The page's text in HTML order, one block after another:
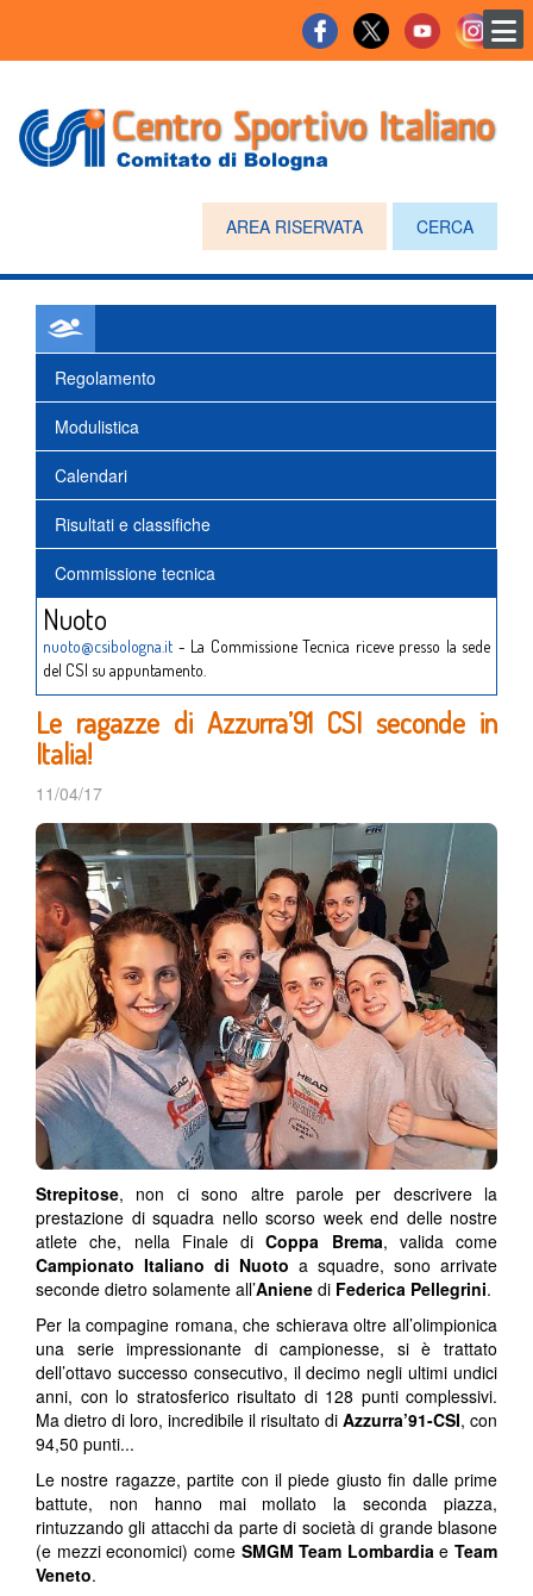
CERCA
AREA RISERVATA
Regolamento
Modulistica
Calendari
Risultati e classifiche
Commissione tecnica
Nuoto
nuoto@csibologna.it - La Commissione Tecnica riceve presso la sede
del CSI su appuntamento.
Le ragazze di Azzurra’91 CSI seconde in
Italia!
11/04/17
Strepitose, non ci sono altre parole per descrivere la
prestazione di squadra nello scorso week end delle nostre
atlete che, nella Finale diCoppa Brema, valida come
Campionato Italiano di Nuoto a squadre, sono arrivate
seconde dietro solamente all’Aniene di Federica Pellegrini.
Per la compagine romana, che schierava oltre all’olimpionica
una serie impressionante di campionesse, si è trattato
dell’ottavo successo consecutivo, il decimo negli ultimi undici
anni, con lo stratosferico risultato di 128 punti complessivi.
Ma dietro di loro, incredibile il risultato di Azzurra’91-CSI, con
94,50 punti...
Le nostre ragazze, partite con il piede giusto fin dalle prime
battute, non hanno mai mollato la seconda piazza,
rintuzzando gli attacchi da parte di società di grande blasone
(e mezzi economici) come SMGM Team Lombardia e Team
Veneto.